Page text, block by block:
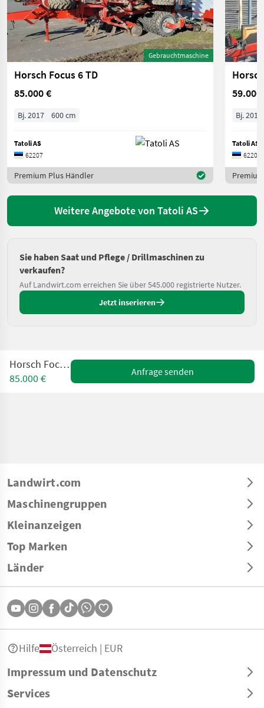
Gebrauchtmaschine
Horsch Focus 6 TD
85.000 €
Bj. 2017 600 cm
Tatoli AS
62207
Premium Plus Händler
59.000
Bj. 2016
Tatoli AS
62207
Weitere Angebote von Tatoli AS
Sie haben Saat und Pflege / Drillmaschinen zu
verkaufen?
Auf Landwirt.com erreichen Sie über 545.000 registrierte Nutzer.
Jetzt inserieren
Horsch Focus 6 TD
85.000 €
Anfrage senden
Landwirt.com
Maschinengruppen
Kleinanzeigen
Top Marken
Länder
Impressum und Datenschutz
Services
Hilfe Österreich | EUR